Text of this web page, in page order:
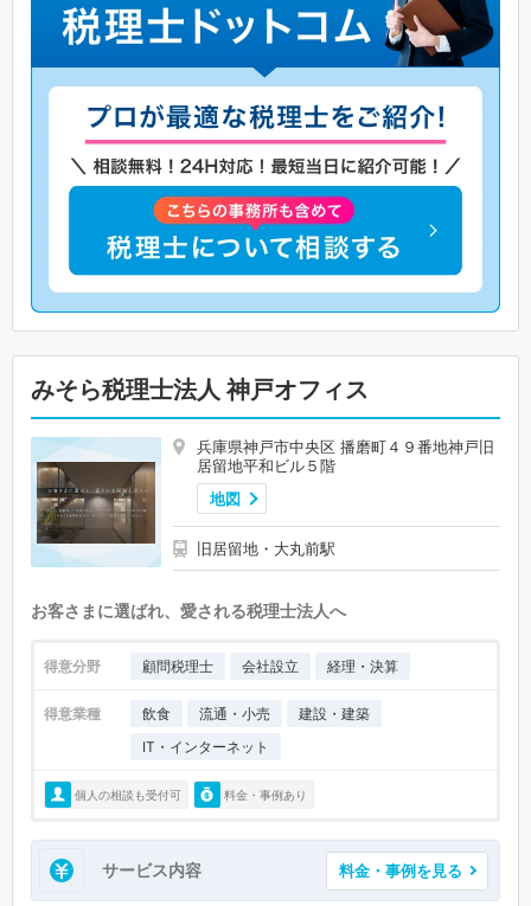
みそら税理士法人 神戸オフィス
兵庫県神戸市中央区 播磨町４９番地神戸旧
居留地平和ビル５階
地図
旧居留地・大丸前駅
お客さまに選ばれ、愛される税理士法人へ
得意分野 顧問税理士 会社設立 経理・決算
得意業種 飲食 流通・小売
建設・建築
IT・インターネット
個人の相談も受付可 料金・事例あり
サービス内容 料金・事例を見る